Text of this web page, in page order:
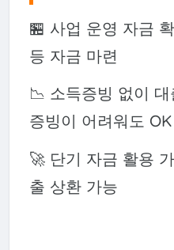
🏪 사업 운영 자금
등 자금 마련
📉 소득증빙 없이
증빙이 어려워도 OK
🚀 단기 자금 활용
출 상환 가능